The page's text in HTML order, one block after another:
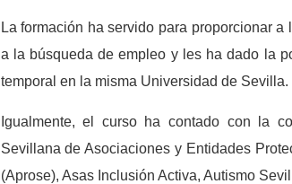
La formación ha servido para proporcionar
a la búsqueda de empleo y les ha dado la
temporal en la misma Universidad de Sevilla.
Igualmente, el curso ha contado con la
Sevillana de Asociaciones y Entidades
(Aprose), Asas Inclusión Activa, Autismo